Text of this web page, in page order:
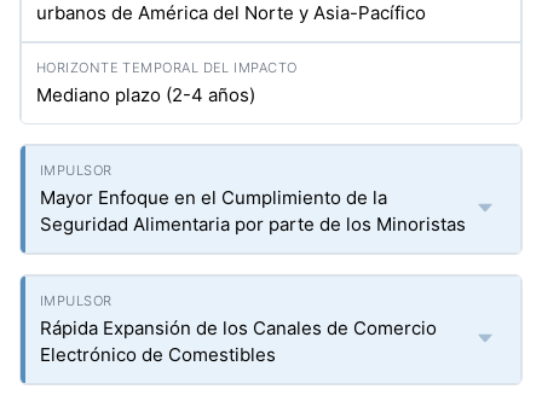
urbanos de América del Norte y Asia-Pacífico
Mediano plazo (2-4 años)
Mayor Enfoque en el Cumplimiento de la
Seguridad Alimentaria por parte de los Minoristas
Rápida Expansión de los Canales de Comercio
Electrónico de Comestibles